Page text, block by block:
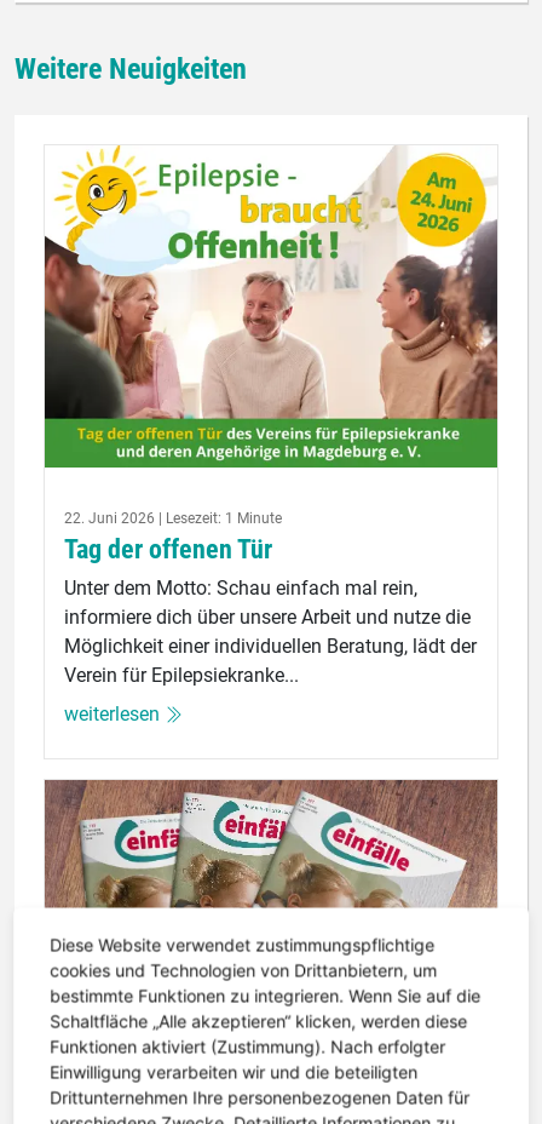
Weitere Neuigkeiten
22. Juni 2026 | Lesezeit: 1 Minute
Tag der offenen Tür
Unter dem Motto: Schau einfach mal rein,
informiere dich über unsere Arbeit und nutze die
Möglichkeit einer individuellen Beratung, lädt der
Verein für Epilepsiekranke...
weiterlesen
Diese Website verwendet zustimmungspflichtige
cookies und Technologien von Drittanbietern, um
bestimmte Funktionen zu integrieren. Wenn Sie auf die
Schaltfläche „Alle akzeptieren“ klicken, werden diese
Funktionen aktiviert (Zustimmung). Nach erfolgter
Einwilligung verarbeiten wir und die beteiligten
Drittunternehmen Ihre personenbezogenen Daten für